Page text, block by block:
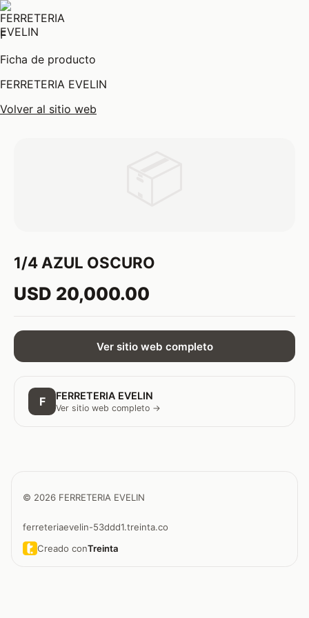
F
Ficha de producto
FERRETERIA EVELIN
Volver al sitio web
1/4 AZUL OSCURO
USD 20,000.00
Ver sitio web completo
F FERRETERIA EVELIN
Ver sitio web completo →
© 2026 FERRETERIA EVELIN
ferreteriaevelin-53ddd1.treinta.co
Creado conTreinta